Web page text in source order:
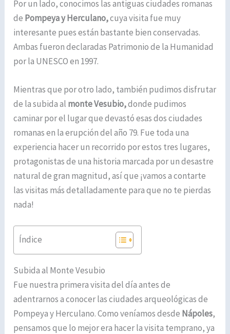
Por un lado, conocimos las antiguas ciudades romanas
de Pompeya y Herculano,cuya visita fue muy
interesante pues están bastante bien conservadas.
Ambas fueron declaradas Patrimonio de la Humanidad
por la UNESCO en 1997.
Mientras que por otro lado, también pudimos disfrutar
de la subida al monte Vesubio,donde pudimos
caminar por el lugar que devastó esas dos ciudades
romanas en la erupción del año 79. Fue toda una
experiencia hacer un recorrido por estos tres lugares,
protagonistas de una historia marcada por un desastre
natural de gran magnitud, así que ¡vamos a contarte
las visitas más detalladamente para que no te pierdas
nada!
Índice
Subida al Monte Vesubio
Fue nuestra primera visita del día antes de
adentrarnos a conocer las ciudades arqueológicas de
Pompeya y Herculano. Como veníamos desde Nápoles,
pensamos que lo mejor era hacer la visita temprano, ya